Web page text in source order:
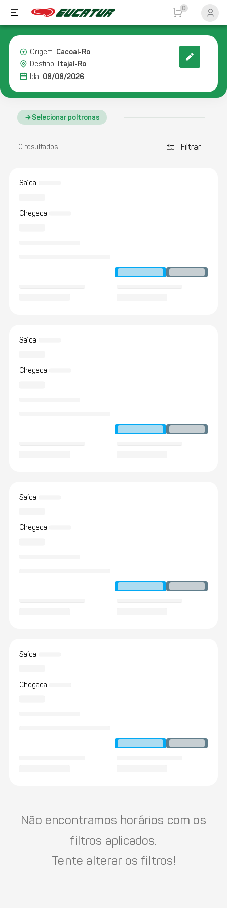
0
Origem: Cacoal-Ro
Destino: Itajaí-Ro
Ida: 08/08/2026
Selecionar poltronas
0 resultados discover_tune Filtrar
Saída
Chegada
Saída
Chegada
Saída
Chegada
Saída
Chegada
Não encontramos horários com os
filtros aplicados.
Tente alterar os filtros!